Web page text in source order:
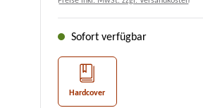
Sofort verfügbar
Hardcover